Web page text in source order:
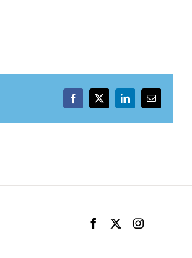
Facebook
X LinkedInEmail
Facebook Instagram